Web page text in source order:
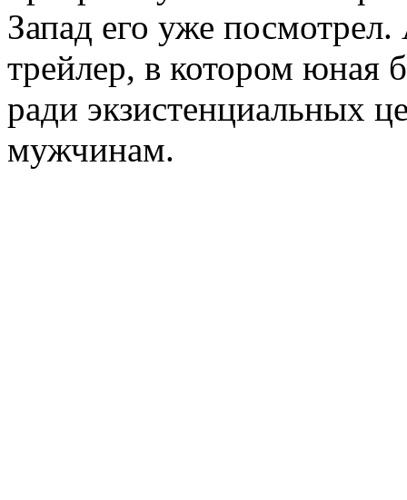
Запад его уже
трейлер, в котором юная
ради экзистенциальных
мужчинам.